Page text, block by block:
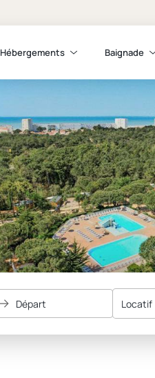
Hébergements Baignade
Départ Locatif